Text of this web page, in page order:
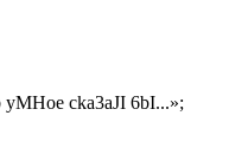
yMHoe cka3aJI 6bI...»;